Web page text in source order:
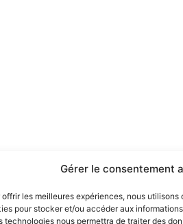
Gérer le consentement
offrir les meilleures expériences, nous
pour stocker et/ou accéder aux
technologies nous permettra de traiter des